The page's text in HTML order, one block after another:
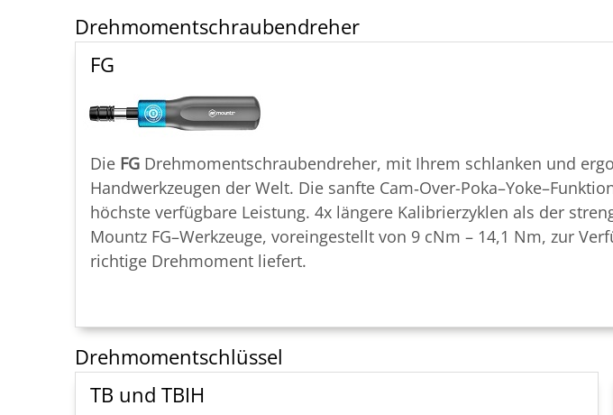
Drehmoment­schraubendreher
FG
Die FG Drehmoment­schraubendreher, mit Ihrem schlanken und
Handwerkzeugen der Welt. Die sanfte Cam‑Over-Poka–Yoke–
höchste verfügbare Leistung. 4x längere Kalibrierzyklen als der
Mountz FG–Werkzeuge, voreingestellt von 9 cNm – 14,1 Nm, zur
richtige Drehmoment liefert.
Drehmoment­schlüssel
TB und TBIH